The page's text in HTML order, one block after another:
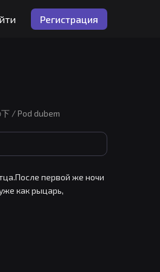
Регистрация
/ Pod dubem
первой же ночи
как рыцарь,